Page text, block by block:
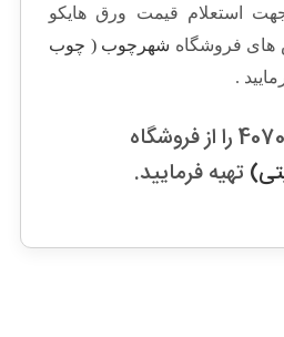
استعلام قیمت ورق هایکو
های فروشگاه شهرچوب ( چوب
.
تهیه فرمایید.